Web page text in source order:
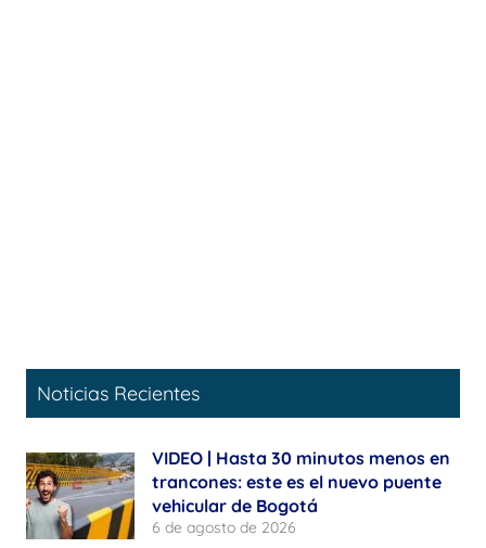
Noticias Recientes
VIDEO | Hasta 30 minutos menos en
trancones: este es el nuevo puente
vehicular de Bogotá
6 de agosto de 2026